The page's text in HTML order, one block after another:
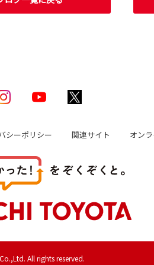
シーポリシー 関連サイト オン
All rights reserved.